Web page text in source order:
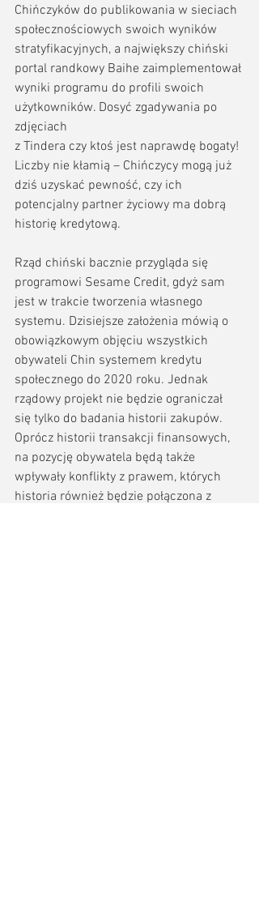
Chińczyków do publikowania w sieciach
społecznościowych swoich wyników
stratyfikacyjnych, a największy chiński
portal randkowy Baihe zaimplementował
wyniki programu do profili swoich
użytkowników. Dosyć zgadywania po
zdjęciach
z Tindera czy ktoś jest naprawdę bogaty!
Liczby nie kłamią – Chińczycy mogą już
dziś uzyskać pewność, czy ich
potencjalny partner życiowy ma dobrą
historię kredytową.
Rząd chiński bacznie przygląda się
programowi Sesame Credit, gdyż sam
jest w trakcie tworzenia własnego
systemu. Dzisiejsze założenia mówią o
obowiązkowym objęciu wszystkich
obywateli Chin systemem kredytu
społecznego do 2020 roku. Jednak
rządowy projekt nie będzie ograniczał
się tylko do badania historii zakupów.
Oprócz historii transakcji finansowych,
na pozycję obywatela będą także
wpływały konflikty z prawem, których
historia również będzie połączona z